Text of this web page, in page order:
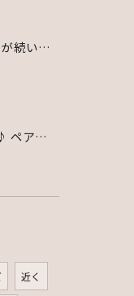
毎日厳しい暑さが続いていますが、皆さま体調はいかがでしょうか...
【6月スタート♪ ペアでのご利用をご希望のお客様へ】
近く